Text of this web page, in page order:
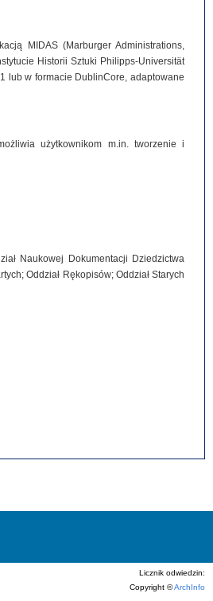
MIDAS (Marburger Administrations,
Historii Sztuki Philipps-Universität
lub w formacie DublinCore, adaptowane
użytkownikom m.in. tworzenie i
Naukowej Dokumentacji Dziedzictwa
Oddział Rękopisów; Oddział Starych
Licznik odwiedzin:
Copyright ©ArchInfo